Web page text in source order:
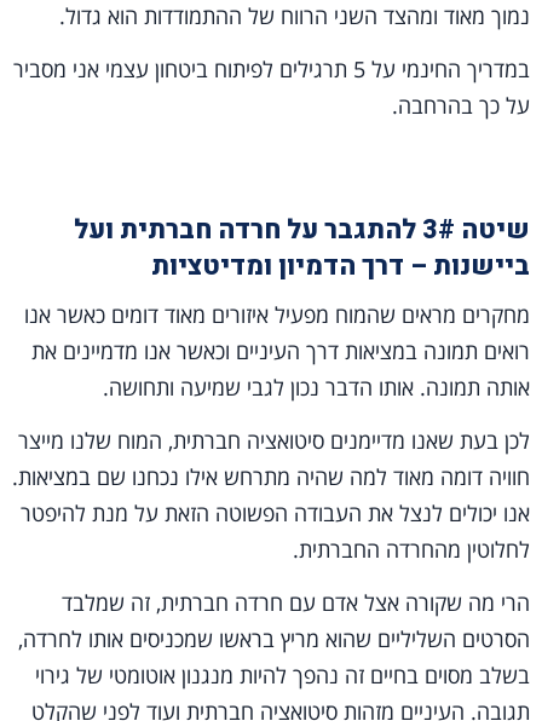
נמוך מאוד ומהצד השני הרווח של ההתמודדות הוא גדול.
במדריך החינמי על 5 תרגילים לפיתוח ביטחון עצמי אני מסביר
על כך בהרחבה.
שיטה 3# להתגבר על חרדה חברתית ועל
ביישנות – דרך הדמיון ומדיטציות
מחקרים מראים שהמוח מפעיל איזורים מאוד דומים כאשר אנו
רואים תמונה במציאות דרך העיניים וכאשר אנו מדמיינים את
אותה תמונה. אותו הדבר נכון לגבי שמיעה ותחושה.
לכן בעת שאנו מדיימנים סיטואציה חברתית, המוח שלנו מייצר
חוויה דומה מאוד למה שהיה מתרחש אילו נכחנו שם במציאות.
אנו יכולים לנצל את העבודה הפשוטה הזאת על מנת להיפטר
לחלוטין מהחרדה החברתית.
הרי מה שקורה אצל אדם עם חרדה חברתית, זה שמלבד
הסרטים השליליים שהוא מריץ בראשו שמכניסים אותו לחרדה,
בשלב מסוים בחיים זה נהפך להיות מנגנון אוטומטי של גירוי
תגובה. העיניים מזהות סיטואציה חברתית ועוד לפני שהקלט